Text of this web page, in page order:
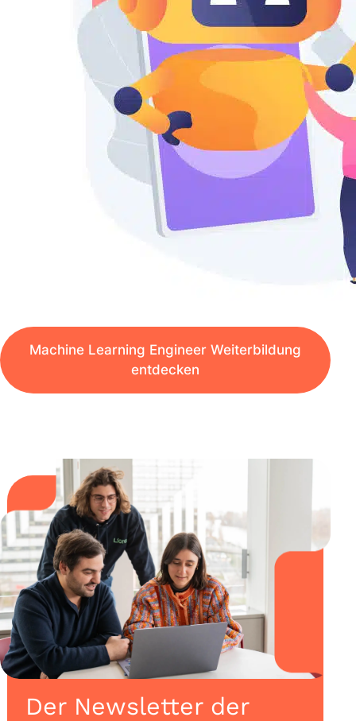
Machine Learning Engineer Weiterbildung
entdecken
Der Newsletter der